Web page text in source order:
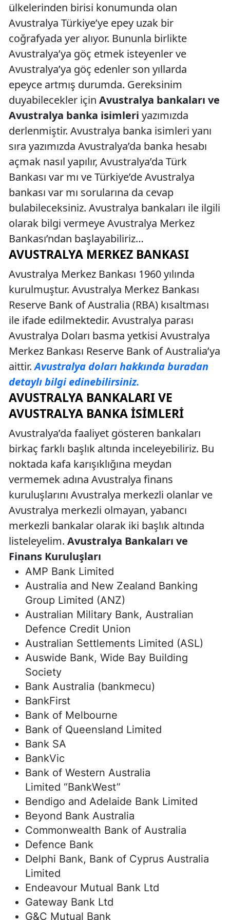
ülkelerinden birisi konumunda olan
Avustralya Türkiye’ye epey uzak bir
coğrafyada yer alıyor. Bununla birlikte
Avustralya’ya göç etmek isteyenler ve
Avustralya’ya göç edenler son yıllarda
epeyce artmış durumda. Gereksinim
duyabilecekler için Avustralya bankaları ve
Avustralya banka isimleri yazımızda
derlenmiştir. Avustralya banka isimleri yanı
sıra yazımızda Avustralya’da banka hesabı
açmak nasıl yapılır, Avustralya’da Türk
Bankası var mı ve Türkiye’de Avustralya
bankası var mı sorularına da cevap
bulabileceksiniz. Avustralya bankaları ile ilgili
olarak bilgi vermeye Avustralya Merkez
Bankası’ndan başlayabiliriz…
AVUSTRALYA MERKEZ BANKASI
Avustralya Merkez Bankası 1960 yılında
kurulmuştur. Avustralya Merkez Bankası
Reserve Bank of Australia (RBA) kısaltması
ile ifade edilmektedir. Avustralya parası
Avustralya Doları basma yetkisi Avustralya
Merkez Bankası Reserve Bank of Australia’ya
aittir.Avustralya doları hakkında buradan
detaylı bilgi edinebilirsiniz.
AVUSTRALYA BANKALARI VE
AVUSTRALYA BANKA İSIMLERI
Avustralya’da faaliyet gösteren bankaları
birkaç farklı başlık altında inceleyebiliriz. Bu
noktada kafa karışıklığına meydan
vermemek adına Avustralya finans
kuruluşlarını Avustralya merkezli olanlar ve
Avustralya merkezli olmayan, yabancı
merkezli bankalar olarak iki başlık altında
listeleyelim. Avustralya Bankaları ve
Finans Kuruluşları
AMP Bank Limited
Australia and New Zealand Banking
Group Limited (ANZ)
Australian Military Bank, Australian
Defence Credit Union
Australian Settlements Limited (ASL)
Auswide Bank, Wide Bay Building
Society
Bank Australia (bankmecu)
BankFirst
Bank of Melbourne
Bank of Queensland Limited
Bank SA
BankVic
Bank of Western Australia
Limited “BankWest”
Bendigo and Adelaide Bank Limited
Beyond Bank Australia
Commonwealth Bank of Australia
Defence Bank
Delphi Bank, Bank of Cyprus Australia
Limited
Endeavour Mutual Bank Ltd
Gateway Bank Ltd
G&C Mutual Bank